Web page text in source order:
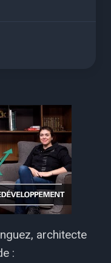
architecte
: